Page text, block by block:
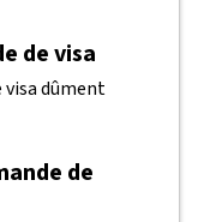
de visa
visa dûment
de